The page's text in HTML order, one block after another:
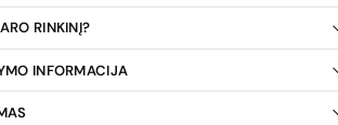
RINKINĮ?
INFORMACIJA